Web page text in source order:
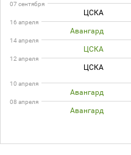
07 сентября
ЦСКА
16 апреля
Авангард
14 апреля
ЦСКА
12 апреля
ЦСКА
10 апреля
Авангард
08 апреля
Авангард